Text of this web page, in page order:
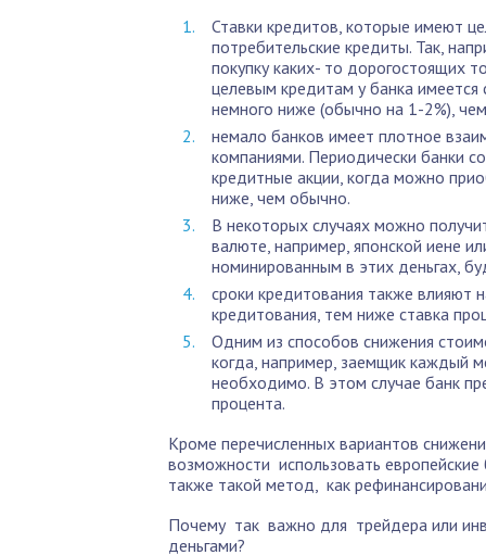
Ставки кредитов, которые имеют
потребительские кредиты. Так,
покупку каких- то дорогостоящих
целевым кредитам у банка имеется
немного ниже (обычно на 1-2%),
немало банков имеет плотное
компаниями. Периодически банки
кредитные акции, когда можно
ниже, чем обычно.
В некоторых случаях можно
валюте, например, японской иене
номинированным в этих деньгах,
сроки кредитования также влияют
кредитования, тем ниже ставка
Одним из способов снижения
когда, например, заемщик каждый
необходимо. В этом случае банк
процента.
Кроме перечисленных вариантов
возможности использовать европейские
также такой метод, как
Почему так важно для трейдера или
деньгами?